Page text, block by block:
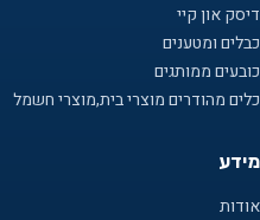
דיסק און קיי
כבלים ומטענים
כובעים ממותגים
כלים מהודרים מוצרי בית,מוצרי חשמל
מידע
אודות